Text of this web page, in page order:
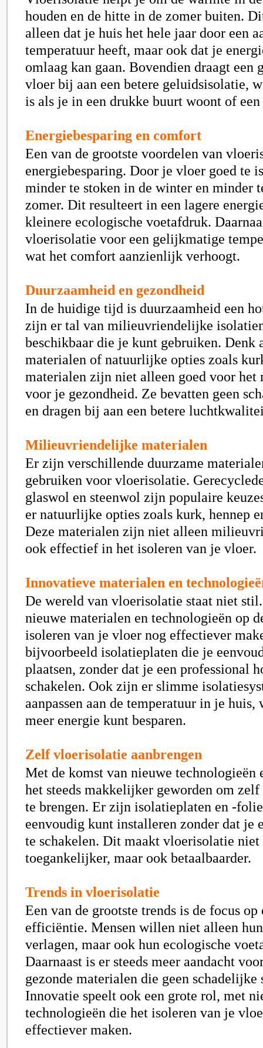
houden en de hitte in de zomer buiten.
alleen dat je huis het hele jaar door een
temperatuur heeft, maar ook dat je
omlaag kan gaan. Bovendien draagt een
vloer bij aan een betere geluidsisolatie,
is als je in een drukke buurt woont of
Energiebesparing en comfort
Een van de grootste voordelen van
energiebesparing. Door je vloer goed te
minder te stoken in de winter en minder
zomer. Dit resulteert in een lagere
kleinere ecologische voetafdruk.
vloerisolatie voor een gelijkmatige
wat het comfort aanzienlijk verhoogt.
Duurzaamheid en gezondheid
In de huidige tijd is duurzaamheid een
zijn er tal van milieuvriendelijke
beschikbaar die je kunt gebruiken. Denk
materialen of natuurlijke opties zoals
materialen zijn niet alleen goed voor het
voor je gezondheid. Ze bevatten geen
en dragen bij aan een betere
Milieuvriendelijke materialen
Er zijn verschillende duurzame
gebruiken voor vloerisolatie.
glaswol en steenwol zijn populaire
er natuurlijke opties zoals kurk, hennep
Deze materialen zijn niet alleen
ook effectief in het isoleren van je vloer.
Innovatieve materialen en
De wereld van vloerisolatie staat niet
nieuwe materialen en technologieën op
isoleren van je vloer nog effectiever
bijvoorbeeld isolatieplaten die je
plaatsen, zonder dat je een professional
schakelen. Ook zijn er slimme
aanpassen aan de temperatuur in je huis,
meer energie kunt besparen.
Zelf vloerisolatie aanbrengen
Met de komst van nieuwe technologieën
het steeds makkelijker geworden om
te brengen. Er zijn isolatieplaten en -
eenvoudig kunt installeren zonder dat je
te schakelen. Dit maakt vloerisolatie niet
toegankelijker, maar ook betaalbaarder.
Trends in vloerisolatie
Een van de grootste trends is de focus op
efficiëntie. Mensen willen niet alleen
verlagen, maar ook hun ecologische
Daarnaast is er steeds meer aandacht
gezonde materialen die geen
Innovatie speelt ook een grote rol, met
technologieën die het isoleren van je
effectiever maken.